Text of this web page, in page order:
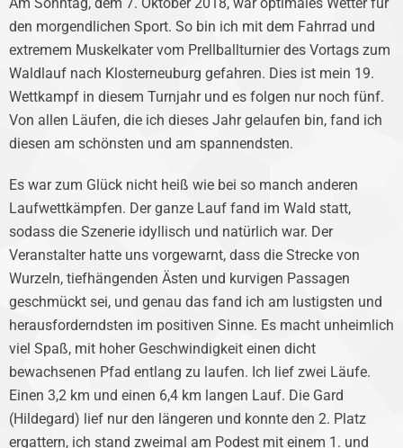
den morgendlichen Sport. So bin ich mit dem Fahrrad und
extremem Muskelkater vom Prellballturnier des Vortags zum
Waldlauf nach Klosterneuburg gefahren. Dies ist mein 19.
Wettkampf in diesem Turnjahr und es folgen nur noch fünf.
Von allen Läufen, die ich dieses Jahr gelaufen bin, fand ich
diesen am schönsten und am spannendsten.
Es war zum Glück nicht heiß wie bei so manch anderen
Laufwettkämpfen. Der ganze Lauf fand im Wald statt,
sodass die Szenerie idyllisch und natürlich war. Der
Veranstalter hatte uns vorgewarnt, dass die Strecke von
Wurzeln, tiefhängenden Ästen und kurvigen Passagen
geschmückt sei, und genau das fand ich am lustigsten und
herausforderndsten im positiven Sinne. Es macht unheimlich
viel Spaß, mit hoher Geschwindigkeit einen dicht
bewachsenen Pfad entlang zu laufen. Ich lief zwei Läufe.
Einen 3,2 km und einen 6,4 km langen Lauf. Die Gard
(Hildegard) lief nur den längeren und konnte den 2. Platz
ergattern, ich stand zweimal am Podest mit einem 1. und